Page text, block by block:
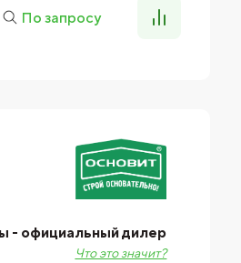
По запросу
- официальный дилер
Что это значит?